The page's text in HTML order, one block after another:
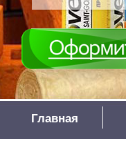
Главная